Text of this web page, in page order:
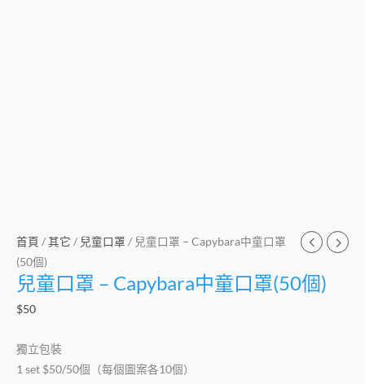
首頁 /其它 / 兒童口罩 / 兒童口罩 – Capybara中童口罩
(50個)
兒童口罩 – Capybara中童口罩(50個)
$50
獨立包裝
1 set $50/50個（每個圖案各10個）